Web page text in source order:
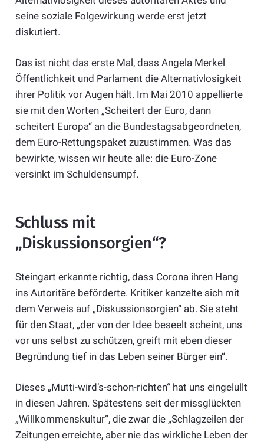
seine soziale Folgewirkung werde erst jetzt
diskutiert.
Das ist nicht das erste Mal, dass Angela Merkel
Öffentlichkeit und Parlament die Alternativlosigkeit
ihrer Politik vor Augen hält. Im Mai 2010 appellierte
sie mit den Worten „Scheitert der Euro, dann
scheitert Europa“ an die Bundestagsabgeordneten,
dem Euro-Rettungspaket zuzustimmen. Was das
bewirkte, wissen wir heute alle: die Euro-Zone
versinkt im Schuldensumpf.
Schluss mit
„Diskussionsorgien“?
Steingart erkannte richtig, dass Corona ihren Hang
ins Autoritäre beförderte. Kritiker kanzelte sich mit
dem Verweis auf „Diskussionsorgien“ ab. Sie steht
für den Staat, „der von der Idee beseelt scheint, uns
vor uns selbst zu schützen, greift mit eben dieser
Begründung tief in das Leben seiner Bürger ein“.
Dieses „Mutti-wird’s-schon-richten“ hat uns eingelullt
in diesen Jahren. Spätestens seit der missglückten
„Willkommenskultur“, die zwar die „Schlagzeilen der
Zeitungen erreichte, aber nie das wirkliche Leben der